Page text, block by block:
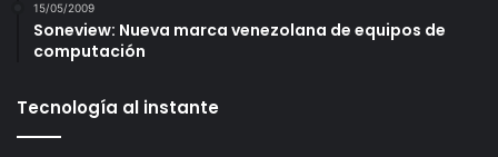
15/05/2009
Soneview: Nueva marca venezolana de equipos de
computación
Tecnología al instante